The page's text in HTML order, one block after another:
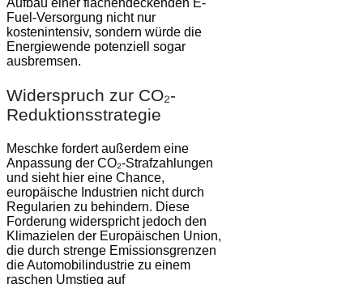
Aufbau einer flächendeckenden E-
Fuel-Versorgung nicht nur
kostenintensiv, sondern würde die
Energiewende potenziell sogar
ausbremsen.
Widerspruch zur CO₂-
Reduktionsstrategie
Meschke fordert außerdem eine
Anpassung der CO₂-Strafzahlungen
und sieht hier eine Chance,
europäische Industrien nicht durch
Regularien zu behindern. Diese
Forderung widerspricht jedoch den
Klimazielen der Europäischen Union,
die durch strenge Emissionsgrenzen
die Automobilindustrie zu einem
raschen Umstieg auf